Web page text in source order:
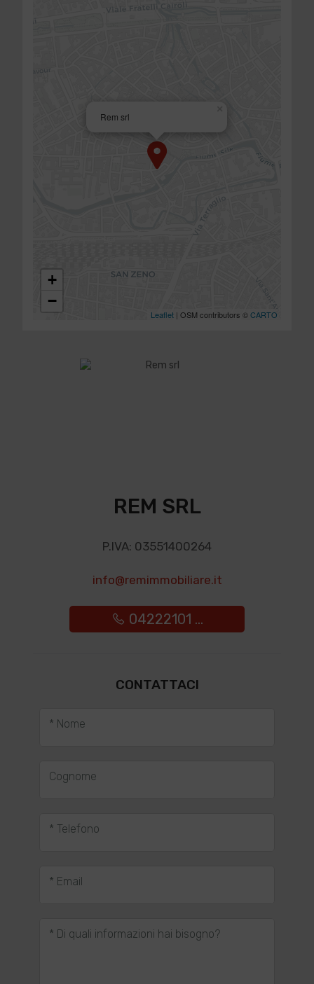
Rem srl
+
−
Leaflet| OSM contributors ©CARTO
REM SRL
P.IVA: 03551400264
info@remimmobiliare.it
04222101 ...
CONTATTACI
* Nome
Cognome
* Telefono
* Email
* Di quali informazioni hai bisogno?